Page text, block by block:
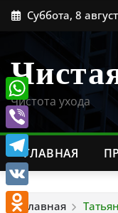
ПерейтиСуббота, 8
Чистота ухода
ГЛАВНАЯ
Главная
WhatsApp
Viber
Telegram
VK